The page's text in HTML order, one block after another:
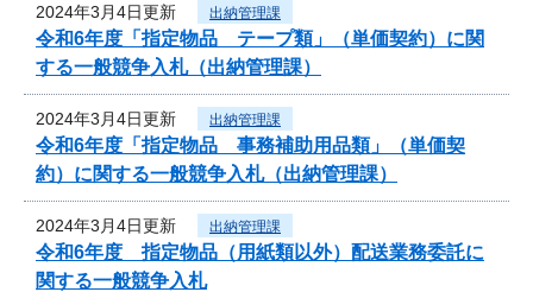
2024年3月4日更新 出納管理課
令和6年度「指定物品 テープ類」（単価契約）に関
する一般競争入札（出納管理課）
2024年3月4日更新 出納管理課
令和6年度「指定物品 事務補助用品類」（単価契
約）に関する一般競争入札（出納管理課）
2024年3月4日更新 出納管理課
令和6年度 指定物品（用紙類以外）配送業務委託に
関する一般競争入札